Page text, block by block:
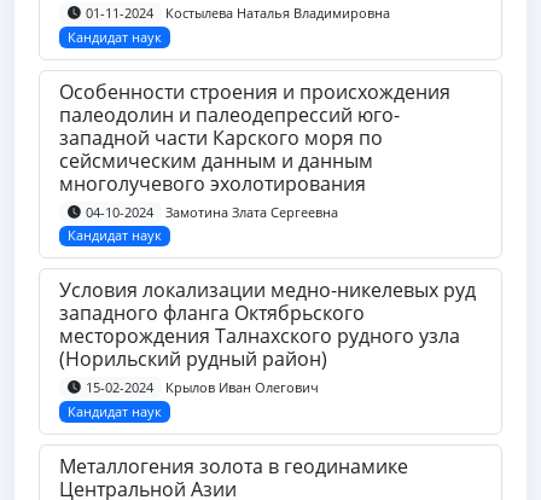
01-11-2024
Костылева Наталья Владимировна
Кандидат наук
Особенности строения и происхождения
палеодолин и палеодепрессий юго-
западной части Карского моря по
сейсмическим данным и данным
многолучевого эхолотирования
04-10-2024
Замотина Злата Сергеевна
Кандидат наук
Условия локализации медно-никелевых руд
западного фланга Октябрьского
месторождения Талнахского рудного узла
(Норильский рудный район)
15-02-2024
Крылов Иван Олегович
Кандидат наук
Металлогения золота в геодинамике
Центральной Азии